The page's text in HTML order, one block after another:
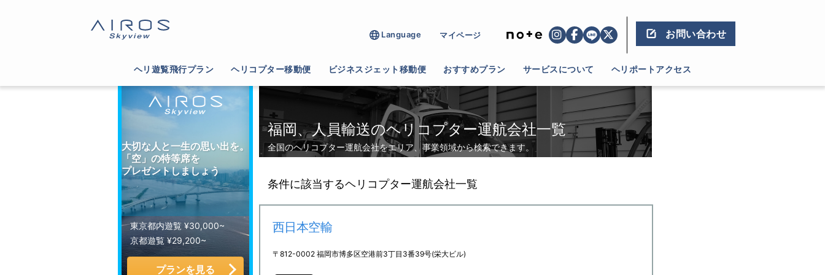
Language マイページ お問い合わせ
ヘリ遊覧飛行プラン ヘリコプター移動便 ビジネスジェット移動便 おすすめプラン サービスについて ヘリポートアクセス
大切な人と一生の思い出を。
「空」の特等席を
プレゼントしましょう
東京都内遊覧 ¥30,000~
京都遊覧 ¥29,200~
プランを見る
福岡、人員輸送のヘリコプター運航会社一覧
全国のヘリコプター運航会社をエリア、事業領域から検索できます。
条件に該当するヘリコプター運航会社一覧
西日本空輸
〒812-0002 福岡市博多区空港前3丁目3番39号(栄大ビル)